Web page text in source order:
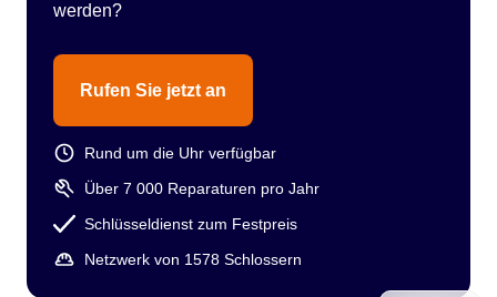
werden?
Rufen Sie jetzt an
Rund um die Uhr verfügbar
Über 7 000 Reparaturen pro Jahr
Schlüsseldienst zum Festpreis
Netzwerk von 1578 Schlossern